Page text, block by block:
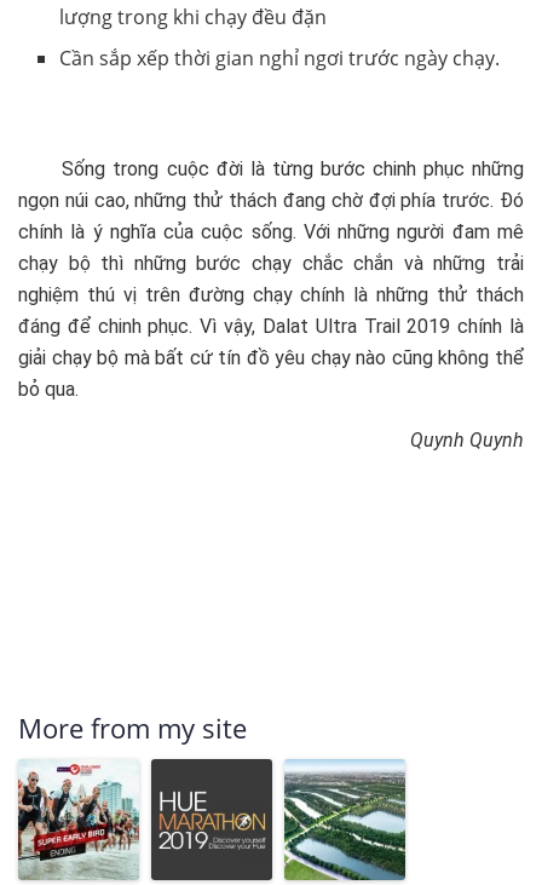
lượng trong khi chạy đều đặn
Cần sắp xếp thời gian nghỉ ngơi trước ngày chạy.
Sống trong cuộc đời là từng bước chinh phục những
ngọn núi cao, những thử thách đang chờ đợi phía trước. Đó
chính là ý nghĩa của cuộc sống. Với những người đam mê
chạy bộ thì những bước chạy chắc chắn và những trải
nghiệm thú vị trên đường chạy chính là những thử thách
đáng để chinh phục. Vì vậy, Dalat Ultra Trail 2019 chính là
giải chạy bộ mà bất cứ tín đồ yêu chạy nào cũng không thể
bỏ qua.
Quynh Quynh
More from my site